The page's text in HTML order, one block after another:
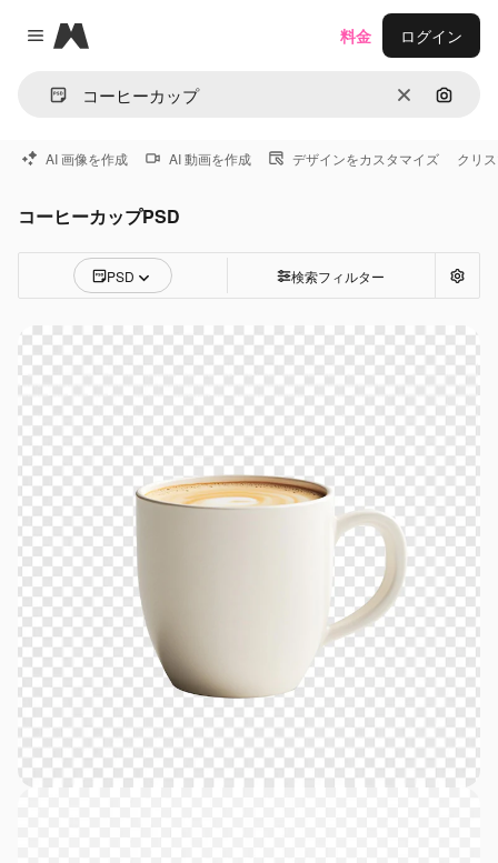
Close menu
Magnific
消去 画像で
料金 ログイン
AI 画像を作成 AI 動画を作成 デザインをカスタマイズ クリ
コーヒーカップPSD
PSD 検索フィルター